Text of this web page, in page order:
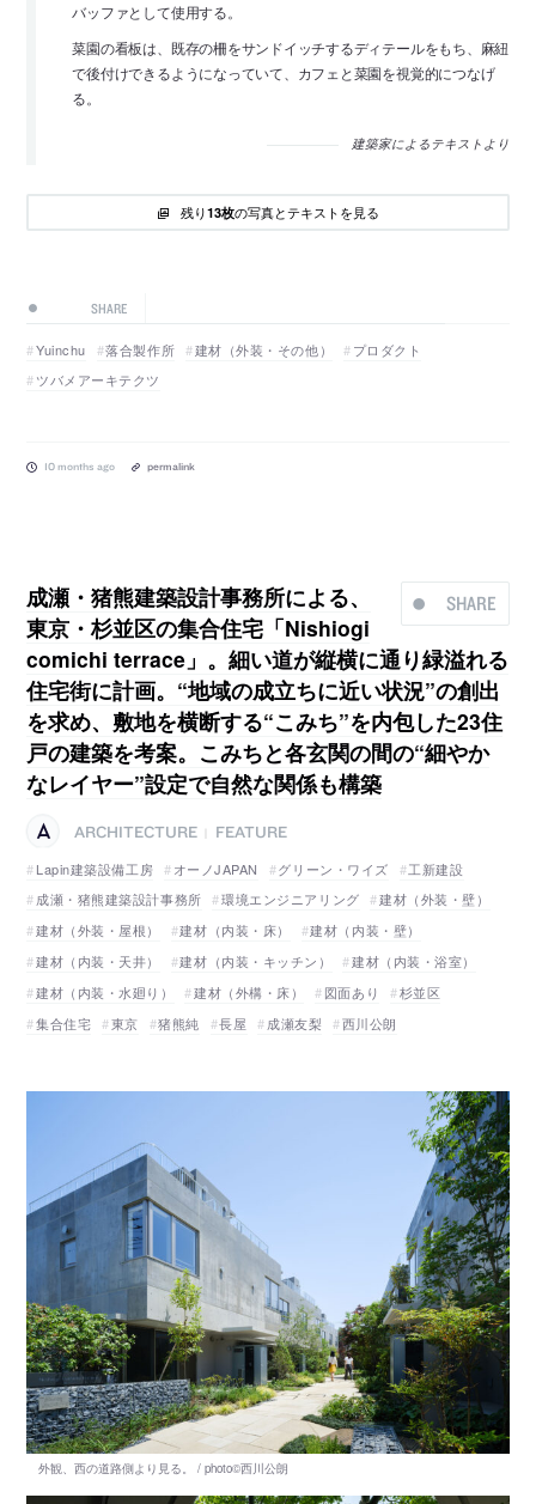
バッファとして使用する。
菜園の看板は、既存の柵をサンドイッチするディテールをもち、麻紐
で後付けできるようになっていて、カフェと菜園を視覚的につなげ
る。
建築家によるテキストより
残り13枚の写真とテキストを見る
SHARE
Yuinchu 落合製作所 建材（外装・その他）
プロダクト
ツバメアーキテクツ
10 months ago permalink
SHARE
成瀬・猪熊建築設計事務所による、
東京・杉並区の集合住宅「Nishiogi
comichi terrace」。細い道が縦横に通り緑溢れる
住宅街に計画。“地域の成立ちに近い状況”の創出
を求め、敷地を横断する“こみち”を内包した23住
戸の建築を考案。こみちと各玄関の間の“細やか
なレイヤー”設定で自然な関係も構築
ARCHITECTURE
FEATURE
Lapin建築設備工房
オーノJAPAN グリーン・ワイズ
工新建設
成瀬・猪熊建築設計事務所
環境エンジニアリング
建材（外装・壁）
建材（外装・屋根）
建材（内装・床）
建材（内装・壁）
建材（内装・天井）
建材（内装・キッチン）
建材（内装・浴室）
建材（内装・水廻り）
建材（外構・床） 図面あり
杉並区
集合住宅
東京 猪熊純 長屋 成瀬友梨 西川公朗